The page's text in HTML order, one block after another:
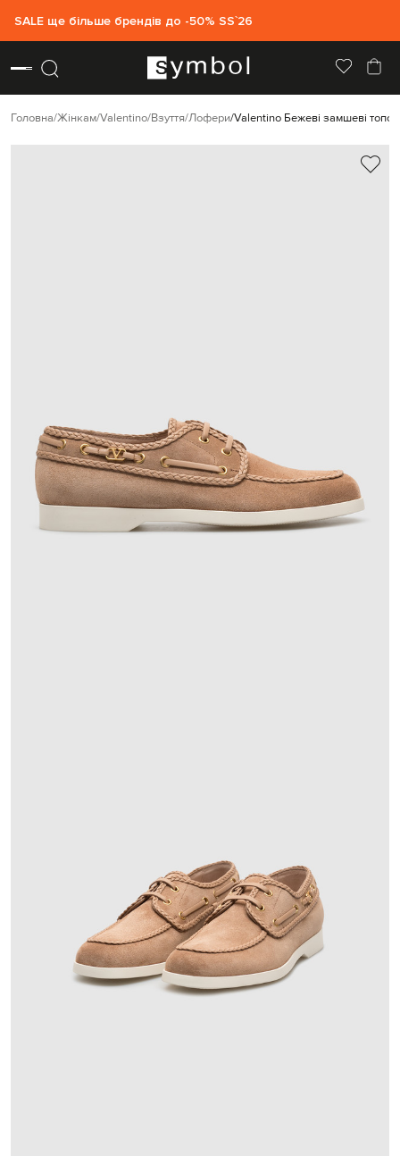
SALE ще більше брендів до -50% SS`26
Головна Жінкам Valentino Взуття Лофери Valentino Бежеві замшеві